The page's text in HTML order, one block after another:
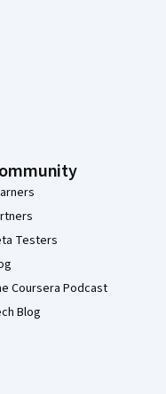
Testers
Coursera Podcast
Blog